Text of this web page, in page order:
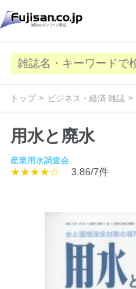
トップ ビジネス・経済 雑誌
用水と廃水
産業用水調査会
★★★★☆ 3.86/7件